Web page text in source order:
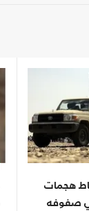
هجمات
صفوفه